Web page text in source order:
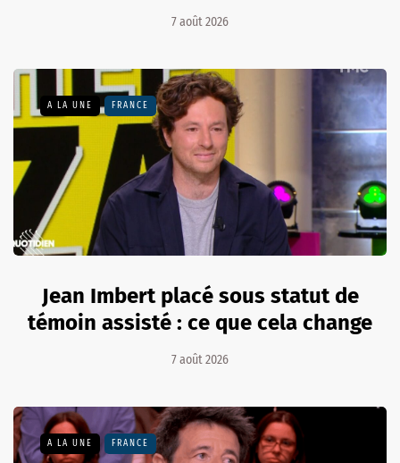
7 août 2026
A LA UNE FRANCE
Jean Imbert placé sous statut de
témoin assisté : ce que cela change
7 août 2026
A LA UNE FRANCE